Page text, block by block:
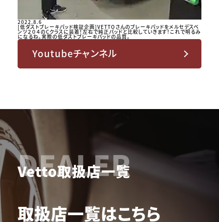
2022.8.6
[低ダストブレーキパッド検証企画]VETTOさんのブレーキパッドをメルセデスベ
ンツ２０４のCクラスに装着！左右で純正パッドと比較していきます！これで明るみ
になるね。実際の低ダストブレーキパッドの品質。
Youtubeチャンネル
DEALER
Vetto取扱店一覧
取扱店一覧はこちら